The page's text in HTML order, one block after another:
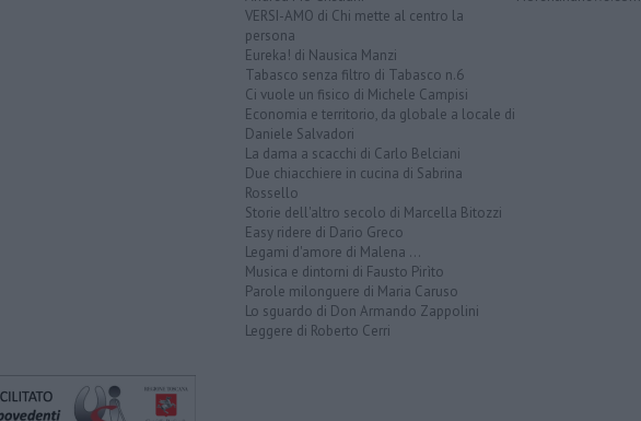
VERSI-AMO di Chi mette al centro la
persona
Eureka! di Nausica Manzi
Tabasco senza filtro di Tabasco n.6
Ci vuole un fisico di Michele Campisi
Economia e territorio, da globale a locale di
Daniele Salvadori
La dama a scacchi di Carlo Belciani
Due chiacchiere in cucina di Sabrina
Rossello
Storie dell'altro secolo di Marcella Bitozzi
Easy ridere di Dario Greco
Legami d'amore di Malena ...
Musica e dintorni di Fausto Pirìto
Parole milonguere di Maria Caruso
Lo sguardo di Don Armando Zappolini
Leggere di Roberto Cerri